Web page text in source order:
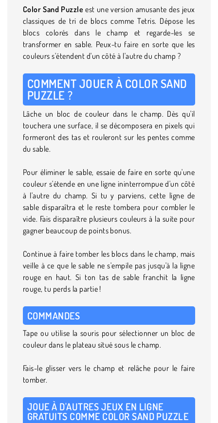
Color Sand Puzzle est une version amusante des jeux
classiques de tri de blocs comme Tetris. Dépose les
blocs colorés dans le champ et regarde-les se
transformer en sable. Peux-tu faire en sorte que les
couleurs s'étendent d'un côté à l'autre du champ ?
COMMENT JOUER À COLOR SAND
PUZZLE ?
Lâche un bloc de couleur dans le champ. Dès qu'il
touchera une surface, il se décomposera en pixels qui
formeront des tas et rouleront sur les pentes comme
du sable.
Pour éliminer le sable, essaie de faire en sorte qu'une
couleur s'étende en une ligne ininterrompue d'un côté
à l'autre du champ. Si tu y parviens, cette ligne de
sable disparaîtra et le reste tombera pour combler le
vide. Fais disparaître plusieurs couleurs à la suite pour
gagner beaucoup de points bonus.
Continue à faire tomber les blocs dans le champ, mais
veille à ce que le sable ne s'empile pas jusqu'à la ligne
rouge en haut. Si ton tas de sable franchit la ligne
rouge, tu perds la partie !
COMMANDES
Tape ou utilise la souris pour sélectionner un bloc de
couleur dans le plateau situé sous le champ.
Fais-le glisser vers le champ et relâche pour le faire
tomber.
JOUE À D'AUTRES JEUX EN LIGNE
GRATUITS COMME COLOR SAND PUZZLE